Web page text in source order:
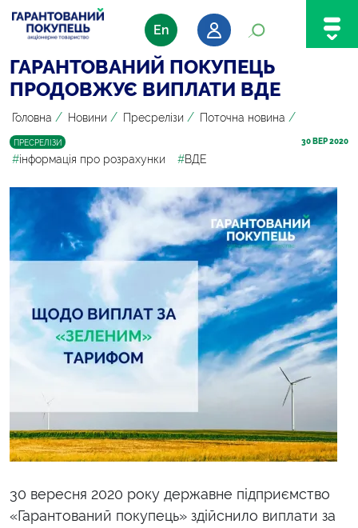
En
ГАРАНТОВАНИЙ ПОКУПЕЦЬ
ПРОДОВЖУЄ ВИПЛАТИ ВДЕ
Головна / Новини / Пресрелізи / Поточна новина /
ПРЕСРЕЛІЗИ
#інформація про розрахунки #ВДЕ
30 ВЕР 2020
30 вересня 2020 року державне підприємство
«Гарантований покупець» здійснило виплати за